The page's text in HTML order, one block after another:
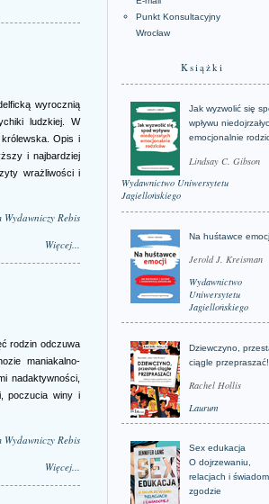
wyrocznią
ludzkiej. W
Opis i
i najbardziej
wrażliwości i
Wydawniczy Rebis
Więcej...
rodzin odczuwa
maniakalno-
nadaktywności,
poczucia winy i
Wydawniczy Rebis
Więcej...
Punkt Konsultacyjny
Wrocław
Książki
Jak wyzwolić się
wpływu
emocjonalnie
Lindsay C. Gibson
Wydawnictwo Uniwersytetu
Jagiellońskiego
Na huśtawce
Jerold J. Kreisman
Wydawnictwo
Uniwersytetu
Jagiellońskiego
Dziewczyno,
ciągle przepraszać!
Rachel Hollis
Laurum
Sex edukacja
O dojrzewaniu,
relacjach i
zgodzie